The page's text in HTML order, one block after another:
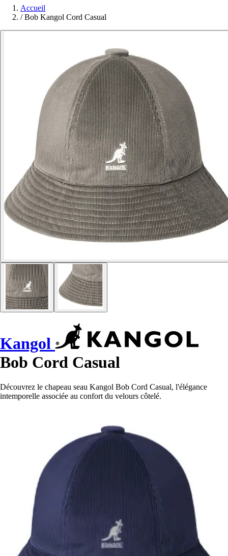
Accueil
/ Bob Kangol Cord Casual
Kangol
Bob Cord Casual
Découvrez le chapeau seau Kangol Bob Cord Casual, l'élégance
intemporelle associée au confort du velours côtelé.